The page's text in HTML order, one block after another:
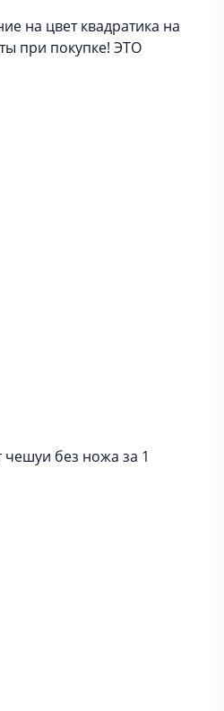
на цвет квадратика на
при покупке! ЭТО
без ножа за 1